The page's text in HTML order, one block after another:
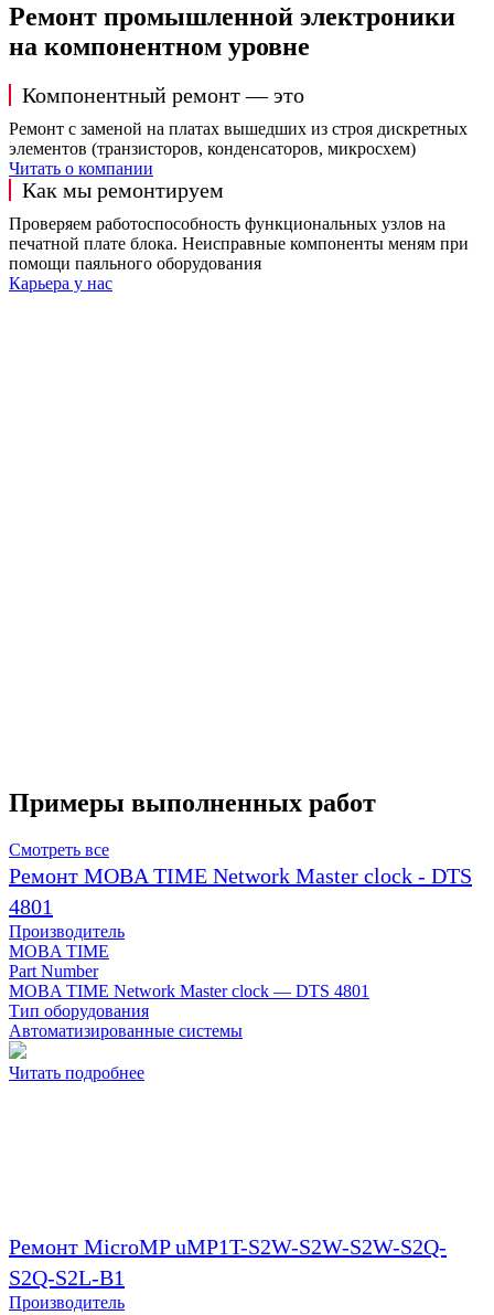
Ремонт промышленной электроники
на компонентном уровне
Компонентный ремонт — это
Ремонт с заменой на платах вышедших из строя дискретных
элементов (транзисторов, конденсаторов, микросхем)
Читать о компании
Как мы ремонтируем
Проверяем работоспособность функциональных узлов на
печатной плате блока. Неисправные компоненты меням при
помощи паяльного оборудования
Карьера у нас
Примеры выполненных работ
Смотреть все
Ремонт MOBA TIME Network Master clock - DTS
4801
Производитель
MOBA TIME
Part Number
MOBA TIME Network Master clock — DTS 4801
Тип оборудования
Автоматизированные системы
Читать подробнее
Ремонт MicroMP uMP1T-S2W-S2W-S2W-S2Q-
S2Q-S2L-B1
Производитель